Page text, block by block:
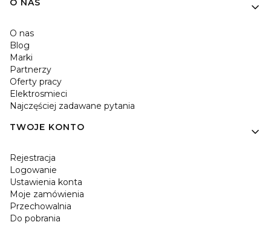
O NAS
O nas
Blog
Marki
Partnerzy
Oferty pracy
Elektrosmieci
Najczęściej zadawane pytania
TWOJE KONTO
Rejestracja
Logowanie
Ustawienia konta
Moje zamówienia
Przechowalnia
Do pobrania